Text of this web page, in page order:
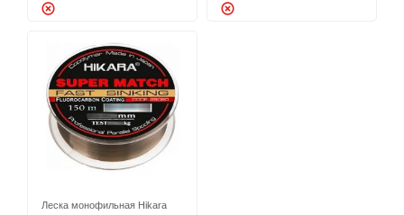
Леска монофильная Hikara